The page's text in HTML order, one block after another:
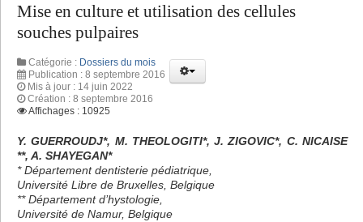
Mise en culture et utilisation des cellules
souches pulpaires
Catégorie : Dossiers du mois
Publication : 8 septembre 2016
Mis à jour : 14 juin 2022
Création : 8 septembre 2016
Affichages : 10925
Y. GUERROUDJ*, M. THEOLOGITI*, J. ZIGOVIC*, C. NICAISE
**, A. SHAYEGAN*
* Département dentisterie pédiatrique,
Université Libre de Bruxelles, Belgique
** Département d’hystologie,
Université de Namur, Belgique